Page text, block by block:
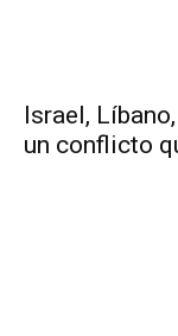
Israel,
un conflicto